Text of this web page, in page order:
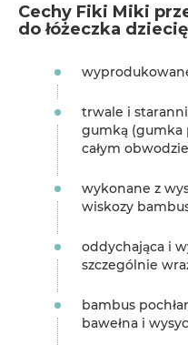
Cechy Fiki Miki
do łóżeczka
trwale i
gumką (gumka
całym
wykonane z
wiskozy
oddychająca i
szczególnie
bambus
bawełna i